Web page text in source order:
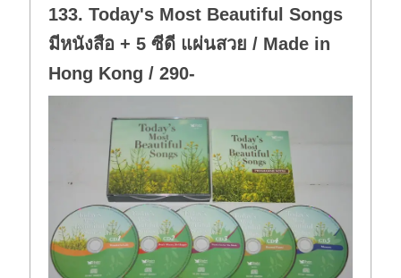
n
.
133. Today's Most Beautiful Songs
มีหนังสือ + 5 ซีดี แผ่นสวย / Made in
Hong Kong / 290-